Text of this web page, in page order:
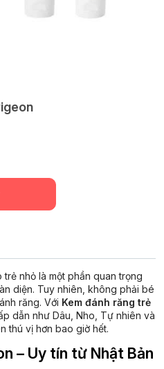
nhỏ là một phần quan trọng
diện. Tuy nhiên, không phải bé
răng. Với Kem đánh răng trẻ
dẫn như Dâu, Nho, Tự nhiên và
thú vị hơn bao giờ hết.
– Uy tín từ Nhật Bản